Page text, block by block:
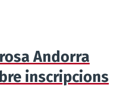
Andorra
inscripcions